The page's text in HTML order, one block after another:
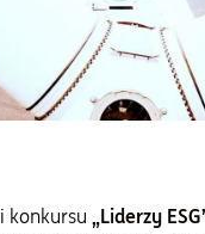
konkursu „Liderzy